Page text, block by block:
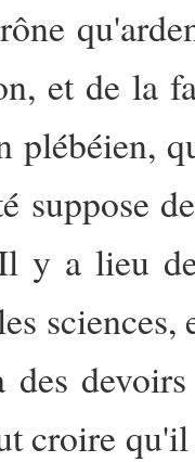
et de la
plébéien,
suppose
y a lieu
des
croire